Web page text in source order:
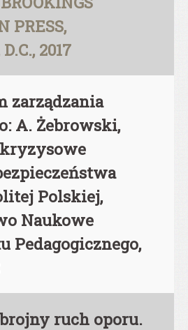
PRESS,
2017
zarządzania
A. Żebrowski,
Polskiej,
Naukowe
Pedagogicznego,
ruch oporu.